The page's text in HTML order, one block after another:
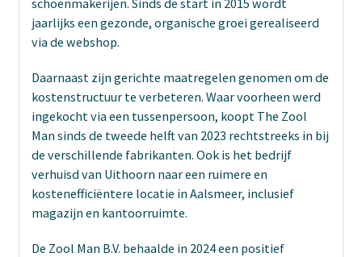
jaarlijks een gezonde, organische groei gerealiseerd
via de webshop.
Daarnaast zijn gerichte maatregelen genomen om de
kostenstructuur te verbeteren. Waar voorheen werd
ingekocht via een tussenpersoon, koopt The Zool
Man sinds de tweede helft van 2023 rechtstreeks in bij
de verschillende fabrikanten. Ook is het bedrijf
verhuisd van Uithoorn naar een ruimere en
kostenefficiëntere locatie in Aalsmeer, inclusief
magazijn en kantoorruimte.
De Zool Man B.V. behaalde in 2024 een positief